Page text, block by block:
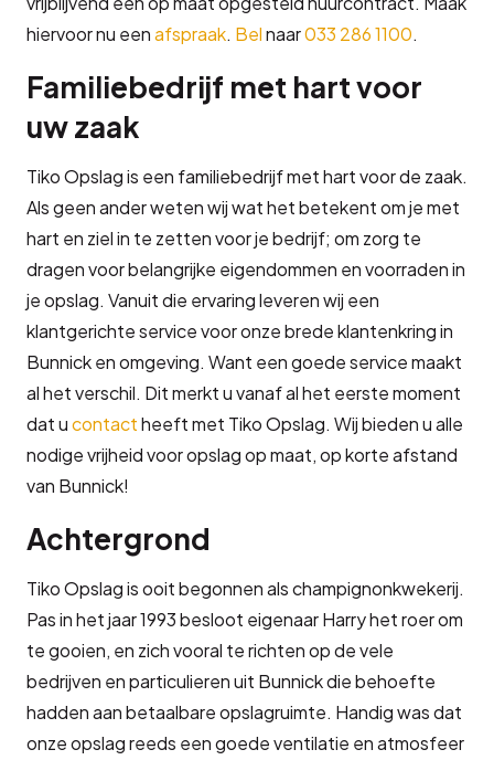
hiervoor nu eenafspraak. Belnaar033 286 1100.
Familiebedrijf met hart voor
uw zaak
Tiko Opslag is een familiebedrijf met hart voor de zaak.
Als geen ander weten wij wat het betekent om je met
hart en ziel in te zetten voor je bedrijf; om zorg te
dragen voor belangrijke eigendommen en voorraden in
je opslag. Vanuit die ervaring leveren wij een
klantgerichte service voor onze brede klantenkring in
Bunnick en omgeving. Want een goede service maakt
al het verschil. Dit merkt u vanaf al het eerste moment
dat ucontactheeft met Tiko Opslag. Wij bieden u alle
nodige vrijheid voor opslag op maat, op korte afstand
van Bunnick!
Achtergrond
Tiko Opslag is ooit begonnen als champignonkwekerij.
Pas in het jaar 1993 besloot eigenaar Harry het roer om
te gooien, en zich vooral te richten op de vele
bedrijven en particulieren uit Bunnick die behoefte
hadden aan betaalbare opslagruimte. Handig was dat
onze opslag reeds een goede ventilatie en atmosfeer